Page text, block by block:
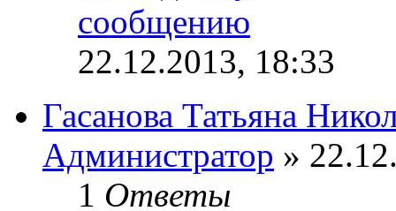
22.12.2013, 18:33
Гасанова Татьяна
Администратор »
1 Ответы